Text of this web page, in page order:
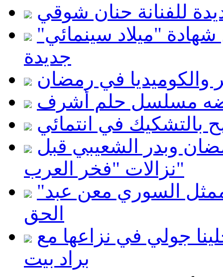
للفنانة حنان شوقي
"ميلاد سينمائي"
جديدة
والكوميديا في رمضان
مسلسل حلم أشرف
بالتشكيك في انتمائي
وبدر الشعيبي قبل
نزالات "فخر العرب"
"صطيف الأعمى" .. اعتقال الممثل السوري معن عبد
الحق
جولي في نزاعها مع
براد بيت